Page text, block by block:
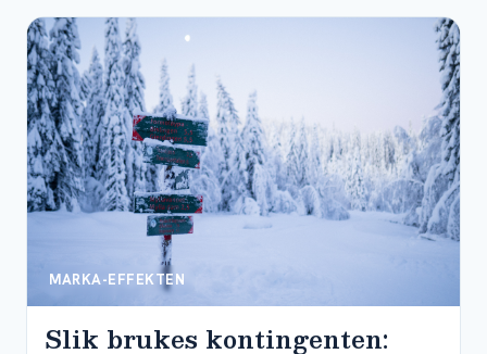
MARKA-EFFEKTEN
Slik brukes kontingenten: